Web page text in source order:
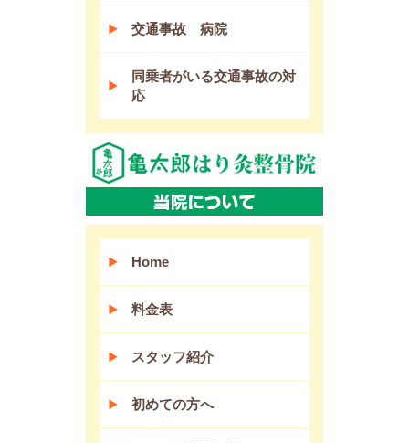
交通事故 病院
同乗者がいる交通事故の対
応
Home
料金表
スタッフ紹介
初めての方へ